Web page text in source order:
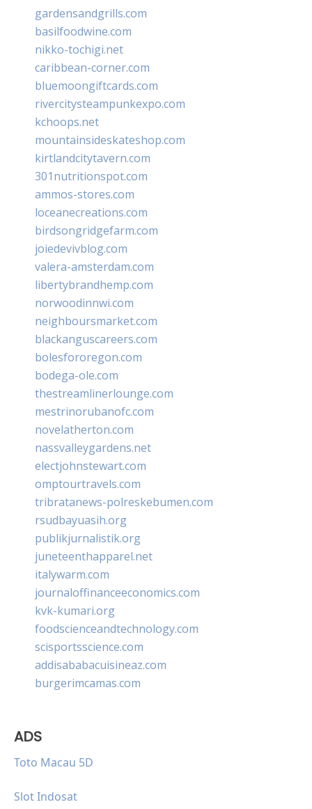
gardensandgrills.com
basilfoodwine.com
nikko-tochigi.net
caribbean-corner.com
bluemoongiftcards.com
rivercitysteampunkexpo.com
kchoops.net
mountainsideskateshop.com
kirtlandcitytavern.com
301nutritionspot.com
ammos-stores.com
loceanecreations.com
birdsongridgefarm.com
joiedevivblog.com
valera-amsterdam.com
libertybrandhemp.com
norwoodinnwi.com
neighboursmarket.com
blackanguscareers.com
bolesfororegon.com
bodega-ole.com
thestreamlinerlounge.com
mestrinorubanofc.com
novelatherton.com
nassvalleygardens.net
electjohnstewart.com
omptourtravels.com
tribratanews-polreskebumen.com
rsudbayuasih.org
publikjurnalistik.org
juneteenthapparel.net
italywarm.com
journaloffinanceeconomics.com
kvk-kumari.org
foodscienceandtechnology.com
scisportsscience.com
addisababacuisineaz.com
burgerimcamas.com
ADS
Toto Macau 5D
Slot Indosat